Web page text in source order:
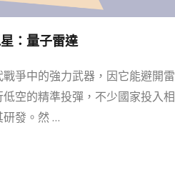
：量子雷達
爭中的強力武器，因它能避開雷
空的精準投彈，不少國家投入相
研發。然 …